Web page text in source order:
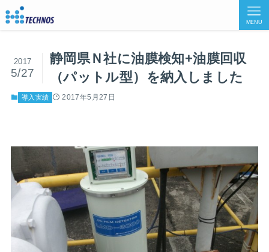
MENU
静岡県Ｎ社に油膜検知+油膜回収
（パットル型）を納入しました
2017
5/27
導入実績 2017年5月27日